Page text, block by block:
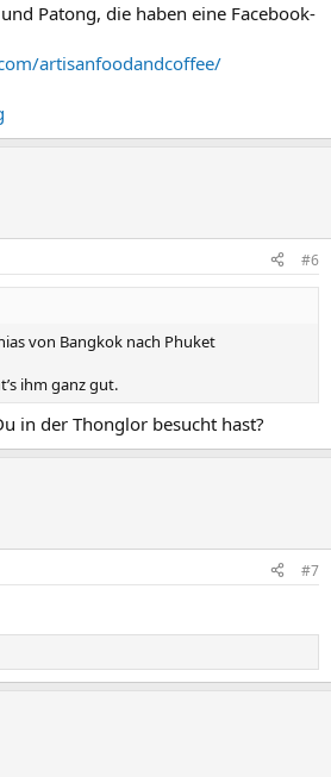
Patong, die haben eine Facebook-
artisanfoodandcoffee/
#6
von Bangkok nach Phuket
ihm ganz gut.
in der Thonglor besucht hast?
#7